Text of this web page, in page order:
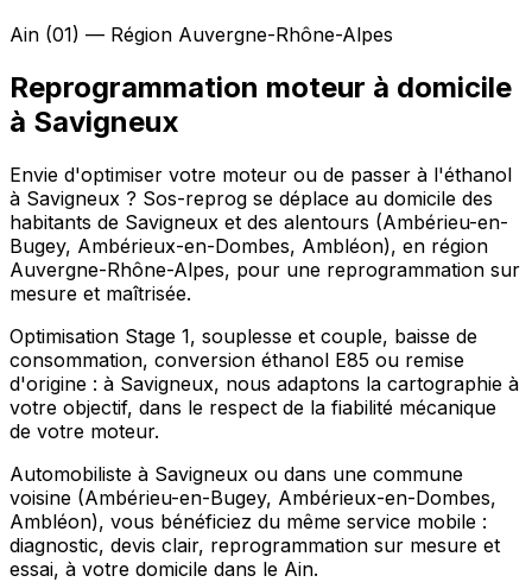
Ain (01) — Région Auvergne-Rhône-Alpes
Reprogrammation moteur à domicile
à Savigneux
Envie d'optimiser votre moteur ou de passer à l'éthanol
à Savigneux ? Sos-reprog se déplace au domicile des
habitants de Savigneux et des alentours (Ambérieu-en-
Bugey, Ambérieux-en-Dombes, Ambléon), en région
Auvergne-Rhône-Alpes, pour une reprogrammation sur
mesure et maîtrisée.
Optimisation Stage 1, souplesse et couple, baisse de
consommation, conversion éthanol E85 ou remise
d'origine : à Savigneux, nous adaptons la cartographie à
votre objectif, dans le respect de la fiabilité mécanique
de votre moteur.
Automobiliste à Savigneux ou dans une commune
voisine (Ambérieu-en-Bugey, Ambérieux-en-Dombes,
Ambléon), vous bénéficiez du même service mobile :
diagnostic, devis clair, reprogrammation sur mesure et
essai, à votre domicile dans le Ain.